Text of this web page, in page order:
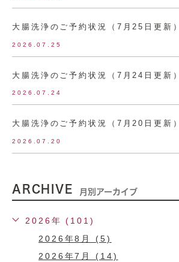
大腸洗浄のご予約状況（7月25日更新）
2026.07.25
大腸洗浄のご予約状況（7月24日更新）
2026.07.24
大腸洗浄のご予約状況（7月20日更新）
2026.07.20
ARCHIVE 月別アーカイブ
2026年 (101)
2026年8月 (5)
2026年7月 (14)